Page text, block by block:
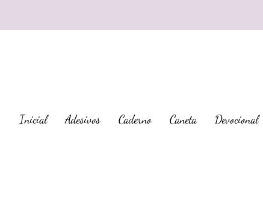
Inicial Adesivos Caderno Caneta Devocional